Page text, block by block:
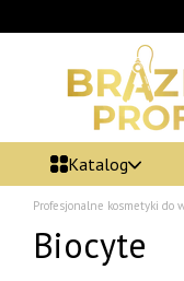
Katalog
Profesjonalne kosmetyki do
Biocyte